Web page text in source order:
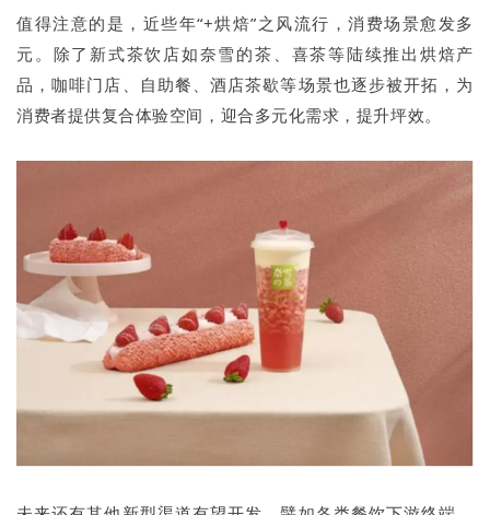
值得注意的是，近些年“+烘焙”之风流行，消费场景愈发多
元。除了新式茶饮店如奈雪的茶、喜茶等陆续推出烘焙产
品，咖啡门店、自助餐、酒店茶歇等场景也逐步被开拓，为
消费者提供复合体验空间，迎合多元化需求，提升坪效。